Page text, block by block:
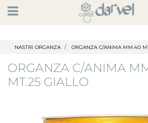
Open
NASTRI ORGANZA ORGANZA C/ANIMA MM.40
ORGANZA C/ANIMA
MT.25 GIALLO